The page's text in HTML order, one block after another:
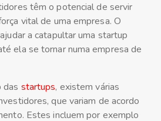
têm o potencial de servir
vital de uma empresa. O
a catapultar uma startup
ela se tornar numa empresa de
das startups, existem várias
que variam de acordo
Estes incluem por exemplo